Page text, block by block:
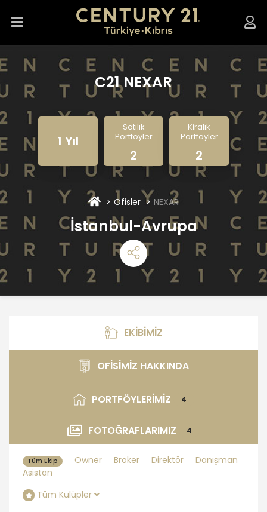
C21 NEXAR
1 Yıl
Satılık
Portföyler
2
Kiralık
Portföyler
2
Ofisler NEXAR
İstanbul-Avrupa
Ekibimiz
EKİBİMİZ
Ofisimiz Hakkında
OFİSİMİZ HAKKINDA
Portföylerimiz
PORTFÖYLERİMİZ 4
Fotoğraflarımız
FOTOĞRAFLARIMIZ 4
Tüm Ekip Owner Broker Direktör
Danışman
Asistan
Tüm Kulüpler